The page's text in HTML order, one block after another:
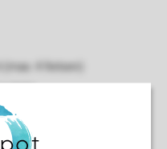
4 fietsen)